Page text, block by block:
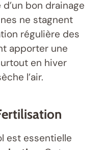
bon drainage
ne stagnent
régulière des
apporter une
en hiver
l’air.
est essentielle